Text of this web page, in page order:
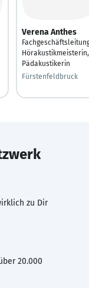
Verena Anthes
Hörakustikmeisterin,
Pädakustikerin
Fürstenfeldbruck
zu Dir
20.000